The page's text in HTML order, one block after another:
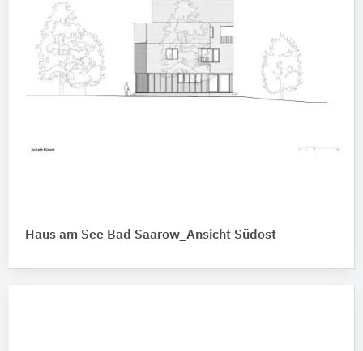
Haus am See Bad Saarow_Ansicht Südost